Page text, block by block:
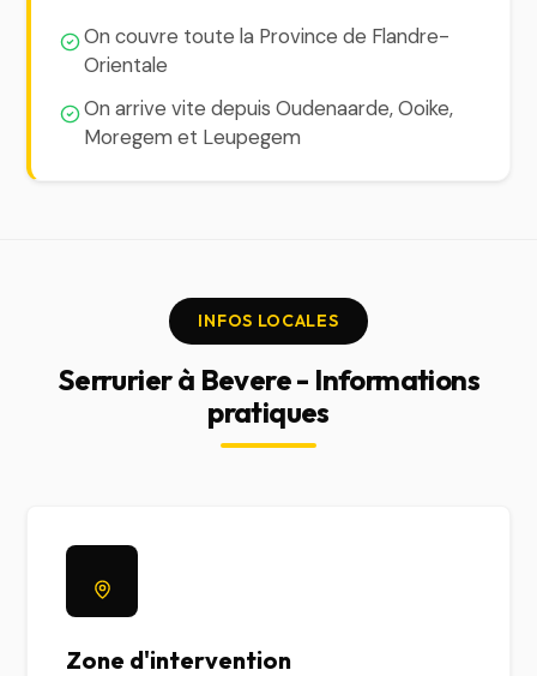
On couvre toute la Province de Flandre-
Orientale
On arrive vite depuis Oudenaarde, Ooike,
Moregem et Leupegem
INFOS LOCALES
Serrurier à Bevere - Informations
pratiques
Zone d'intervention